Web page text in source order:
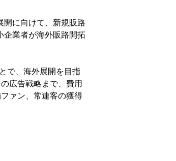
に向けて、新規販路
企業者が海外販路開拓
で、海外展開を目指
広告戦略まで、費用
ァン、常連客の獲得